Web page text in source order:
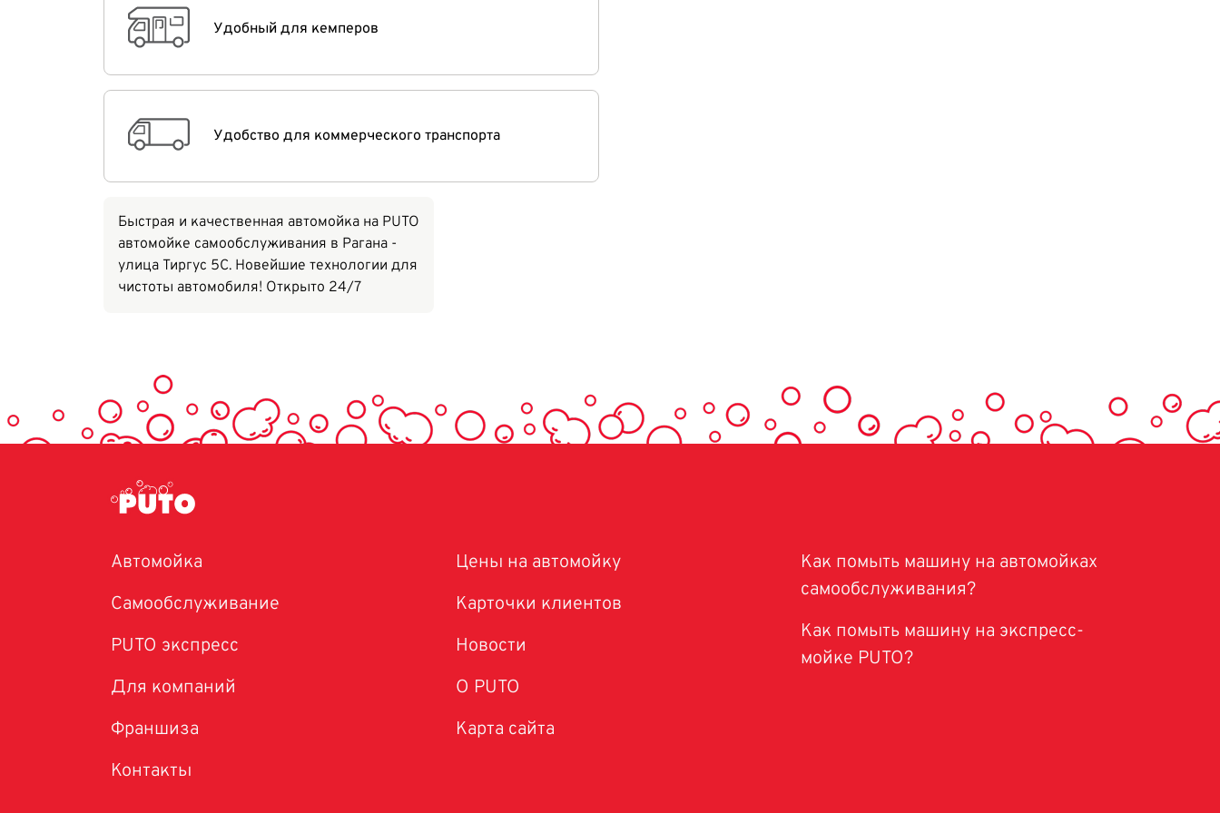
Удобный для кемперов
Удобство для коммерческого транспорта
Быстрая и качественная автомойка на PUTO
автомойке самообслуживания в Рагана -
улица Тиргус 5C. Новейшие технологии для
чистоты автомобиля! Открыто 24/7
Автомойка
Самообслуживание
PUTO экспресс
Для компаний
Франшиза
Контакты
Цены на автомойку
Карточки клиентов
Новости
O PUTO
Карта сайта
Как помыть машину на автомойках
самообслуживания?
Как помыть машину на экспресс-
мойке PUTO?